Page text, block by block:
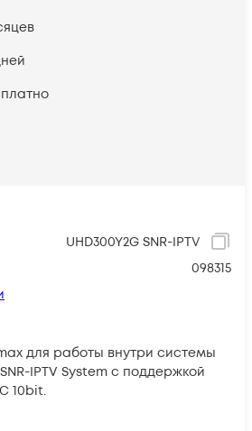
UHD300Y2G SNR-IPTV
098315
для работы внутри системы
IPTV System с поддержкой
10bit.